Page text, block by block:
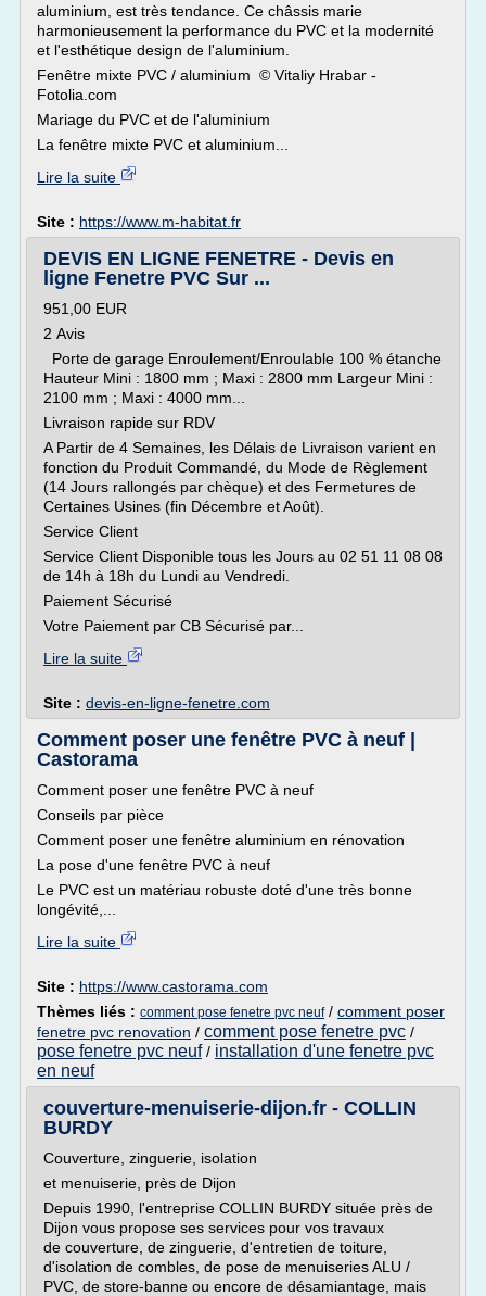
aluminium, est très tendance. Ce châssis marie
harmonieusement la performance du PVC et la modernité
et l'esthétique design de l'aluminium.
Fenêtre mixte PVC / aluminium © Vitaliy Hrabar -
Fotolia.com
Mariage du PVC et de l'aluminium
La fenêtre mixte PVC et aluminium...
Lire la suite
Site : https://www.m-habitat.fr
DEVIS EN LIGNE FENETRE - Devis en
ligne Fenetre PVC Sur ...
951,00 EUR
2 Avis
Porte de garage Enroulement/Enroulable 100 % étanche
Hauteur Mini : 1800 mm ; Maxi : 2800 mm Largeur Mini :
2100 mm ; Maxi : 4000 mm...
Livraison rapide sur RDV
A Partir de 4 Semaines, les Délais de Livraison varient en
fonction du Produit Commandé, du Mode de Règlement
(14 Jours rallongés par chèque) et des Fermetures de
Certaines Usines (fin Décembre et Août).
Service Client
Service Client Disponible tous les Jours au 02 51 11 08 08
de 14h à 18h du Lundi au Vendredi.
Paiement Sécurisé
Votre Paiement par CB Sécurisé par...
Lire la suite
Site : devis-en-ligne-fenetre.com
Comment poser une fenêtre PVC à neuf |
Castorama
Comment poser une fenêtre PVC à neuf
Conseils par pièce
Comment poser une fenêtre aluminium en rénovation
La pose d'une fenêtre PVC à neuf
Le PVC est un matériau robuste doté d'une très bonne
longévité,...
Lire la suite
Site : https://www.castorama.com
Thèmes liés : comment pose fenetre pvc neuf/ comment poser
fenetre pvc renovation / comment pose fenetre pvc /
pose fenetre pvc neuf/ installation d'une fenetre pvc
en neuf
couverture-menuiserie-dijon.fr - COLLIN
BURDY
Couverture, zinguerie, isolation
et menuiserie, près de Dijon
Depuis 1990, l'entreprise COLLIN BURDY située près de
Dijon vous propose ses services pour vos travaux
de couverture, de zinguerie, d'entretien de toiture,
d'isolation de combles, de pose de menuiseries ALU /
PVC, de store-banne ou encore de désamiantage, mais